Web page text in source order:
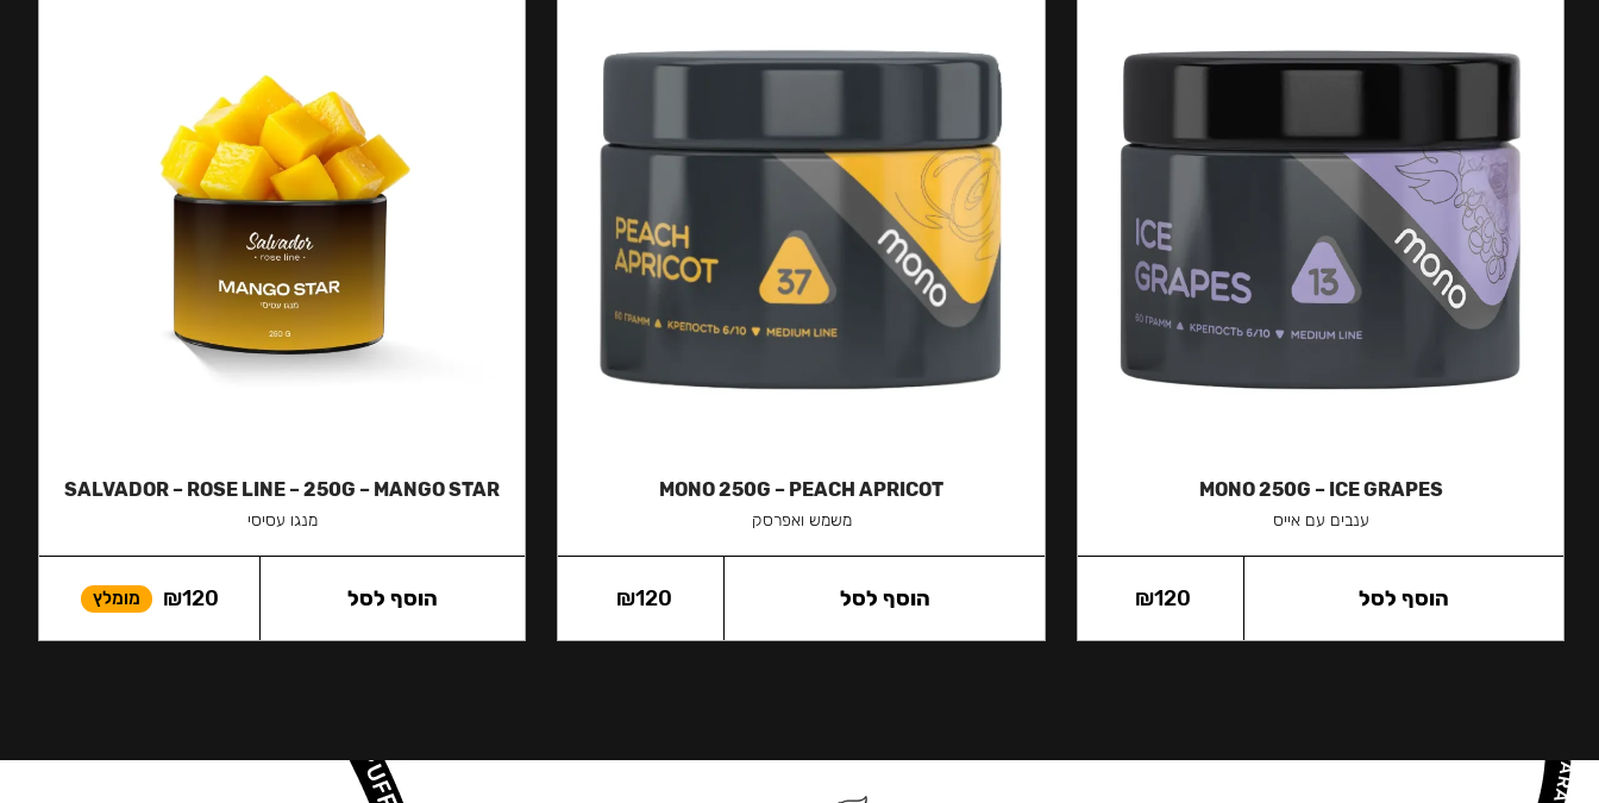
MONO 250G – ICE GRAPES
ענבים עם אייס
₪120 הוסף לסל
MONO 250G – PEACH APRICOT
משמש ואפרסק
₪120 הוסף לסל
SALVADOR – ROSE LINE – 250G – MANGO STAR
מנגו עסיסי
₪120 מומלץ הוסף לסל